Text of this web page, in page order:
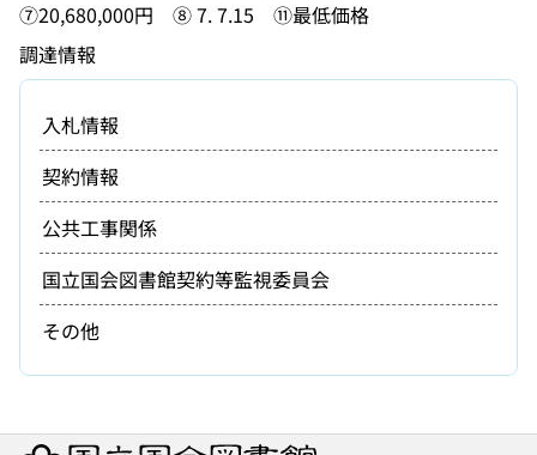
調達情報
入札情報
契約情報
公共工事関係
国立国会図書館契約等監視委員会
その他